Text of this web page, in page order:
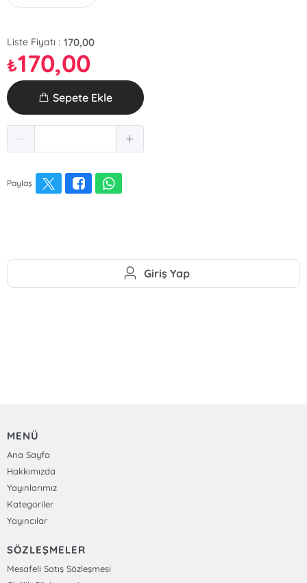
Liste Fiyatı : 170,00
₺170,00
Sepete Ekle
Paylaş
Giriş Yap
MENÜ
Ana Sayfa
Hakkımızda
Yayınlarımız
Kategoriler
Yayıncılar
SÖZLEŞMELER
Mesafeli Satış Sözleşmesi